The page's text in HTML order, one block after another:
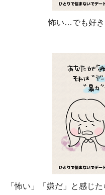
怖い…でも好き
「怖い」「嫌だ」と感じ